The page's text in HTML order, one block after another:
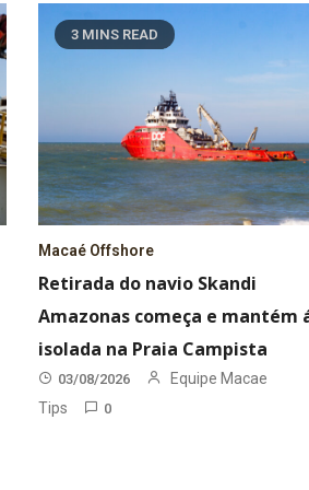
3 MINS READ
Macaé Offshore
Retirada do navio Skandi
Amazonas começa e mantém
isolada na Praia Campista
03/08/2026
Equipe Macae
Tips
0